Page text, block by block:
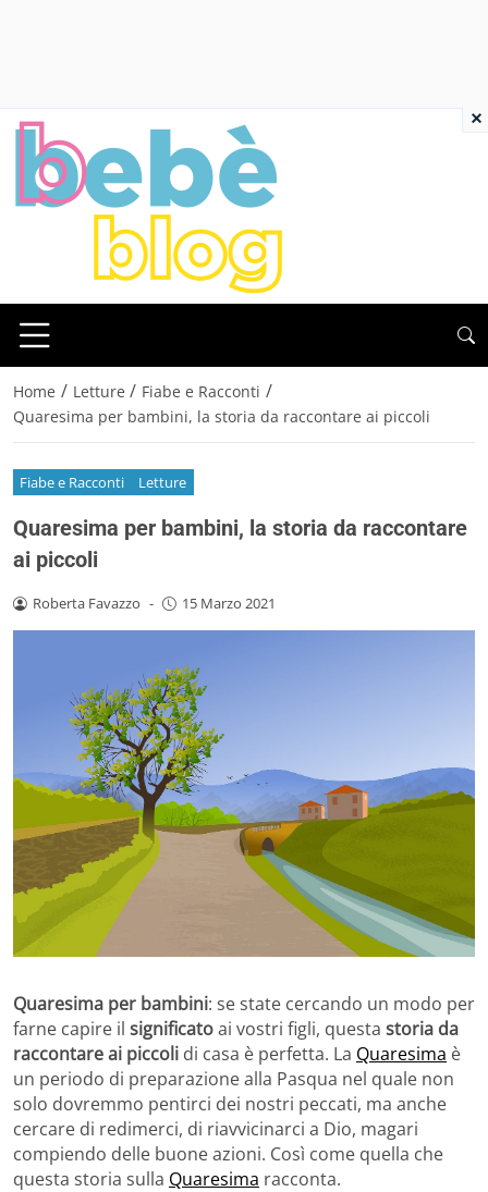
Home / Letture / Fiabe e Racconti /
Quaresima per bambini, la storia da raccontare ai piccoli
Fiabe e Racconti Letture
Quaresima per bambini, la storia da raccontare
ai piccoli
Roberta Favazzo - 15 Marzo 2021
Quaresima per bambini: se state cercando un modo per
farne capire il significatoai vostri figli, questa storia da
raccontare ai piccoli di casa è perfetta. La Quaresima è
un periodo di preparazione alla Pasqua nel quale non
solo dovremmo pentirci dei nostri peccati, ma anche
cercare di redimerci, di riavvicinarci a Dio, magari
compiendo delle buone azioni. Così come quella che
questa storia sulla Quaresima racconta.
×